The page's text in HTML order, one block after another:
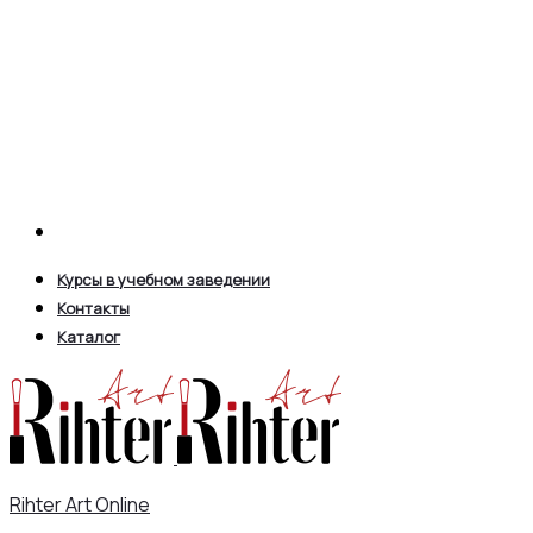
Курсы в учебном заведении
Контакты
Каталог
Rihter Art Online